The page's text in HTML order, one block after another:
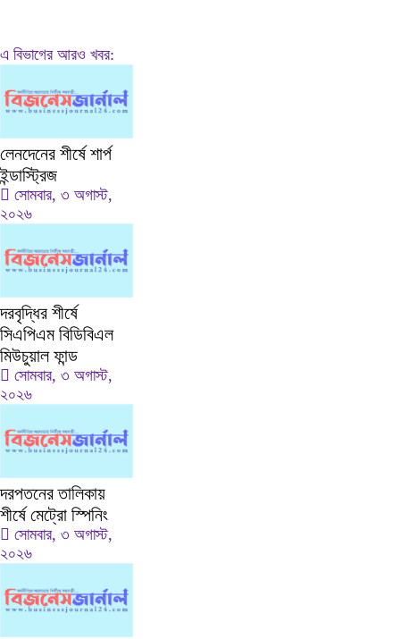
এ বিভাগের আরও খবর:
লেনদেনের শীর্ষে শার্প
ইন্ডাস্ট্রিজ
সোমবার, ৩ অগাস্ট,
২০২৬
দরবৃদ্ধির শীর্ষে
সিএপিএম বিডিবিএল
মিউচুয়াল ফান্ড
সোমবার, ৩ অগাস্ট,
২০২৬
দরপতনের তালিকায়
শীর্ষে মেট্রো স্পিনিং
সোমবার, ৩ অগাস্ট,
২০২৬